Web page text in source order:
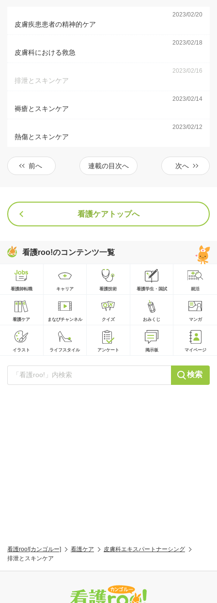
2023/02/20
皮膚疾患患者の精神的ケア
2023/02/18
皮膚科における救急
2023/02/16
排泄とスキンケア
2023/02/14
褥瘡とスキンケア
2023/02/12
熱傷とスキンケア
前へ 連載の目次へ 次へ
看護ケアトップへ
看護roo!のコンテンツ一覧
看護師転職 キャリア 看護技術 看護学生・国試 就活
看護ケア まなびチャンネル クイズ おみくじ マンガ
イラスト ライフスタイル アンケート 掲示板 マイページ
検索
看護roo![カンゴルー] 看護ケア
皮膚科エキスパートナーシング
排泄とスキンケア